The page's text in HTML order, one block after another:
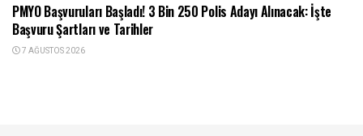
PMYO Başvuruları Başladı! 3 Bin 250 Polis Adayı Alınacak: İşte
Başvuru Şartları ve Tarihler
7 AĞUSTOS 2026